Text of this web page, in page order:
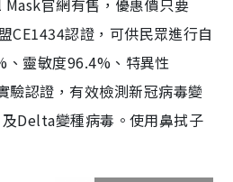
官網有售，優惠價只要
CE1434認證，可供民眾進行自
靈敏度96.4%、特異性
驗認證，有效檢測新冠病毒變
Delta變種病毒。使用鼻拭子